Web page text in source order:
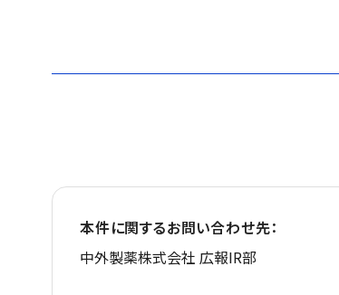
本件に関するお問い合わせ先：
中外製薬株式会社 広報IR部